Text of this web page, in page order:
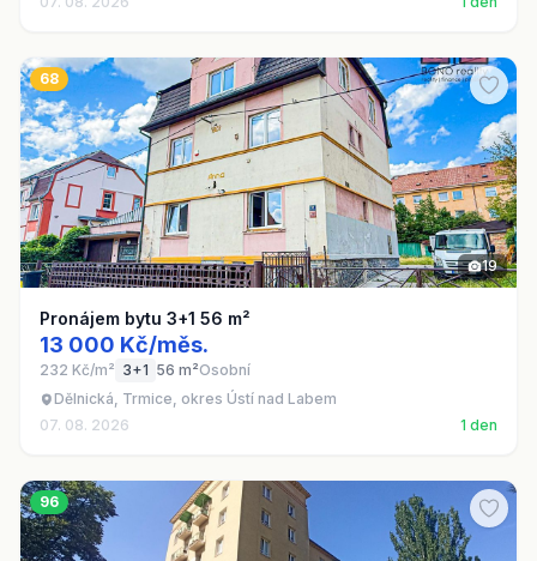
68
19
Pronájem bytu 3+1 56 m²
13 000 Kč/měs.
232 Kč/m² 3+1 56 m²Osobní
Dělnická, Trmice, okres Ústí nad Labem
07. 08. 2026
1 den
96